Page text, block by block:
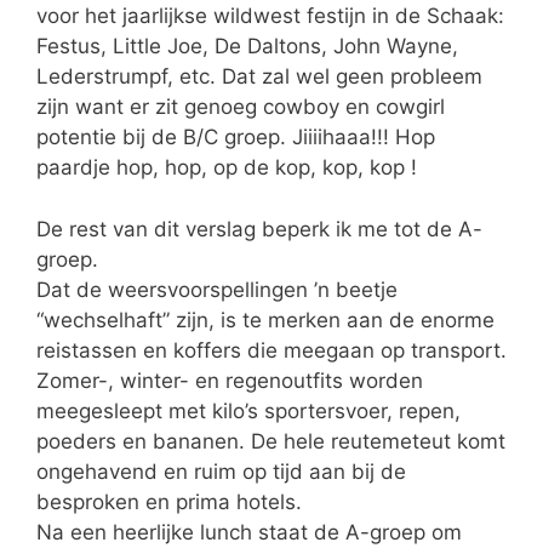
voor het jaarlijkse wildwest festijn in de Schaak:
Festus, Little Joe, De Daltons, John Wayne,
Lederstrumpf, etc. Dat zal wel geen probleem
zijn want er zit genoeg cowboy en cowgirl
potentie bij de B/C groep. Jiiiihaaa!!! Hop
paardje hop, hop, op de kop, kop, kop !
De rest van dit verslag beperk ik me tot de A-
groep.
Dat de weersvoorspellingen ’n beetje
“wechselhaft” zijn, is te merken aan de enorme
reistassen en koffers die meegaan op transport.
Zomer-, winter- en regenoutfits worden
meegesleept met kilo’s sportersvoer, repen,
poeders en bananen. De hele reutemeteut komt
ongehavend en ruim op tijd aan bij de
besproken en prima hotels.
Na een heerlijke lunch staat de A-groep om